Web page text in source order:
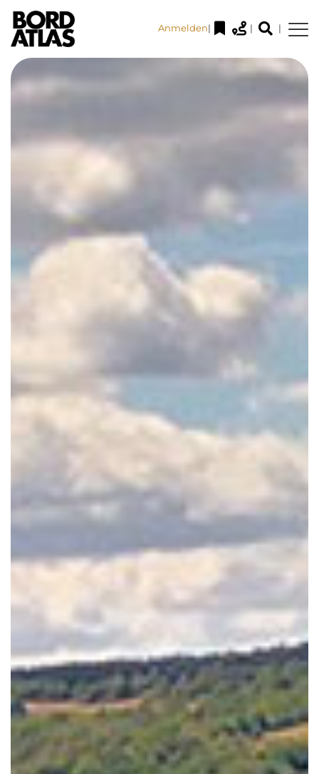
Anmelden| | |